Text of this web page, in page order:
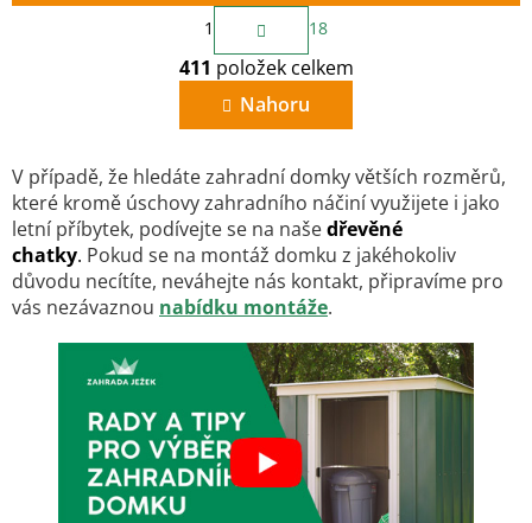
O
v
l
á
a
c
í
p
r
v
k
y
v
ý
p
s
u
S
t
r
á
n
k
o
á
n
í
1 18
411 položek celkem
Nahoru
V případě, že hledáte zahradní domky větších rozměrů,
které kromě úschovy zahradního náčiní využijete i jako
letní příbytek, podívejte se na našedřevěné
chatky. Pokud se na montáž domku z jakéhokoliv
důvodu necítíte, neváhejte nás kontakt, připravíme pro
vás nezávaznou nabídku montáže.